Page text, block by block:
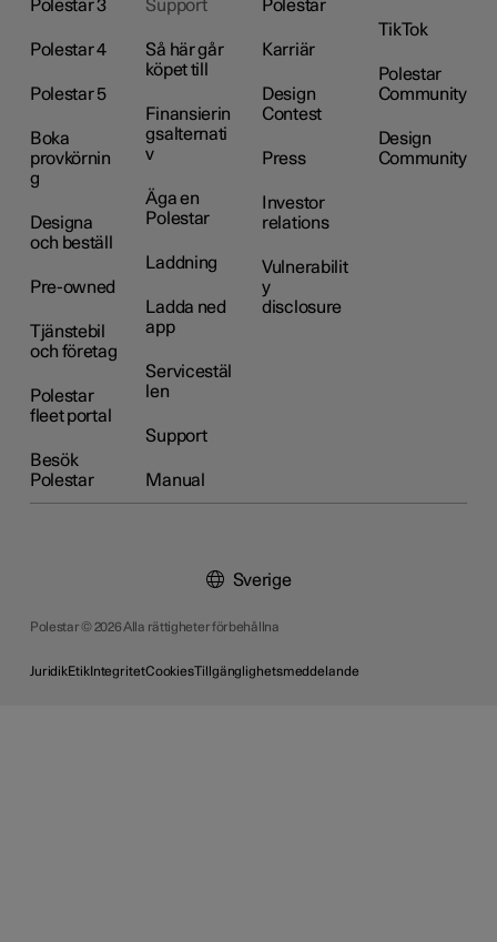
Polestar 3
Polestar 4
Polestar 5
Boka
provkörnin
g
Designa
och beställ
Pre-owned
Tjänstebil
och företag
Polestar
fleet portal
Besök
Polestar
Support
Så här går
köpet till
Finansierin
gsalternati
v
Äga en
Polestar
Laddning
Ladda ned
app
Servicestäl
len
Support
Manual
Polestar
Karriär
Design
Contest
Press
Investor
relations
Vulnerabilit
y
disclosure
TikTok
Polestar
Community
Design
Community
Polestar © 2026 Alla rättigheter förbehållna
JuridikEtikIntegritetCookiesTillgänglighetsmeddelande
Sverige